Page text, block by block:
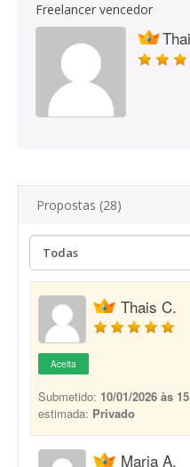
Freelancer vencedor
Propostas (28)
Thais C.
Aceita
Submetido: 10/01/2026 às
estimada: Privado
Maria A.